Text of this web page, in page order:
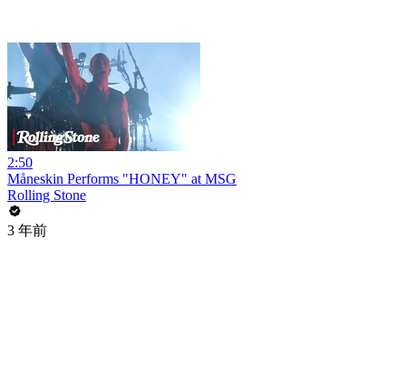
2:50
Måneskin Performs "HONEY" at MSG
Rolling Stone
3 年前